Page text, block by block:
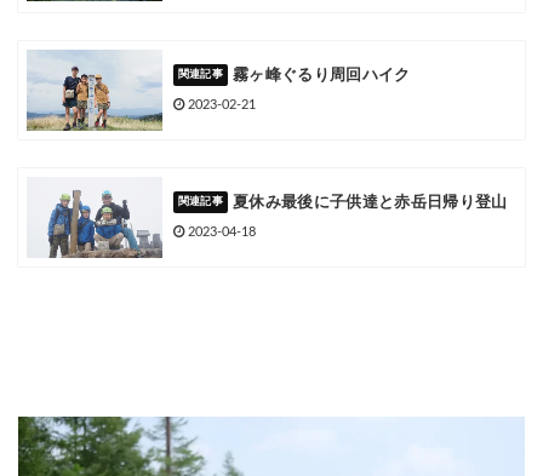
霧ヶ峰ぐるり周回ハイク
2023-02-21
夏休み最後に子供達と赤岳日帰り登山
2023-04-18